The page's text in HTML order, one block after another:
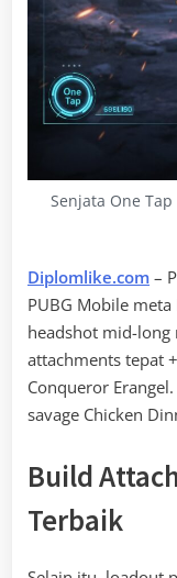
Senjata One
Diplomlike.com –
PUBG Mobile
headshot mid-long
attachments tepat
Conqueror
savage Chicken
Build
Terbaik